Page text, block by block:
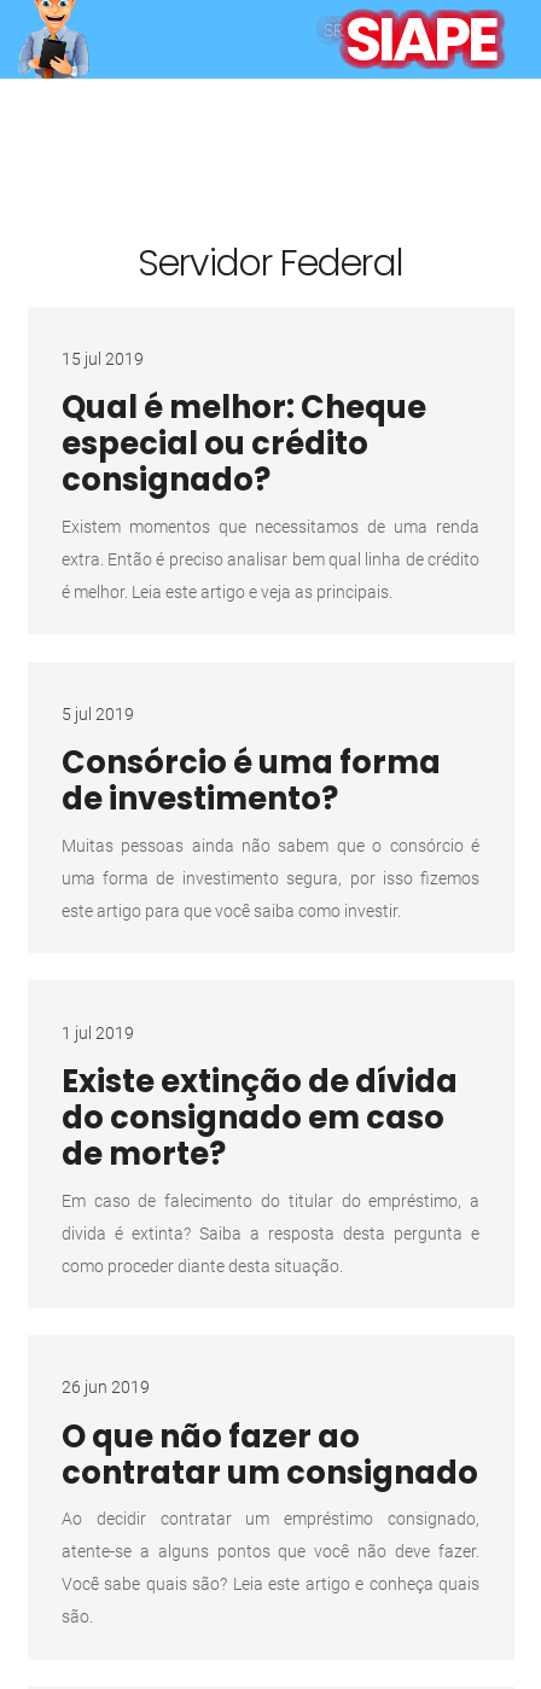
SR.SIAPE
Servidor Federal
15 jul 2019
Qual é melhor: Cheque
especial ou crédito
consignado?
Existem momentos que necessitamos de uma renda
extra. Então é preciso analisar bem qual linha de crédito
é melhor. Leia este artigo e veja as principais.
5 jul 2019
Consórcio é uma forma
de investimento?
Muitas pessoas ainda não sabem que o consórcio é
uma forma de investimento segura, por isso fizemos
este artigo para que você saiba como investir.
1 jul 2019
Existe extinção de dívida
do consignado em caso
de morte?
Em caso de falecimento do titular do empréstimo, a
divida é extinta? Saiba a resposta desta pergunta e
como proceder diante desta situação.
26 jun 2019
O que não fazer ao
contratar um consignado
Ao decidir contratar um empréstimo consignado,
atente-se a alguns pontos que você não deve fazer.
Você sabe quais são? Leia este artigo e conheça quais
são.